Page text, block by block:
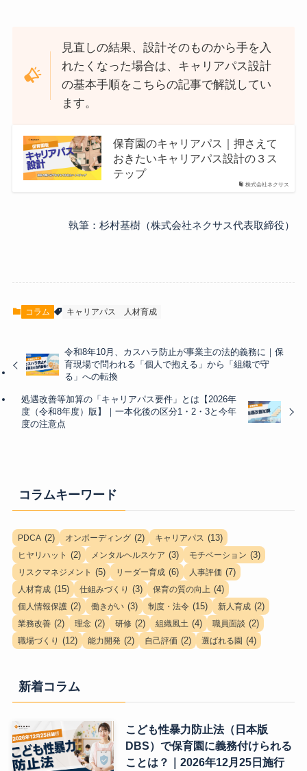
見直しの結果、設計そのものから手を入
れたくなった場合は、キャリアパス設計
の基本手順をこちらの記事で解説してい
ます。
株式会社ネクサス
保育園のキャリアパス｜押さえて
おきたいキャリアパス設計の３ス
テップ
執筆：杉村基樹（株式会社ネクサス代表取締役）
コラム キャリアパス 人材育成
令和8年10月、カスハラ防止が事業主の法的義務に｜保
育現場で問われる「個人で抱える」から「組織で守
る」への転換
処遇改善等加算の「キャリアパス要件」とは【2026年
度（令和8年度）版】｜一本化後の区分1・2・3と今年
度の注意点
コラムキーワード
PDCA (2) オンボーディング (2) キャリアパス (13)
ヒヤリハット (2) メンタルヘルスケア (3) モチベーション (3)
リスクマネジメント (5) リーダー育成 (6) 人事評価 (7)
人材育成 (15) 仕組みづくり (3) 保育の質の向上 (4)
個人情報保護 (2) 働きがい (3) 制度・法令 (15) 新人育成 (2)
業務改善 (2) 理念 (2) 研修 (2) 組織風土 (4) 職員面談 (2)
職場づくり (12) 能力開発 (2) 自己評価 (2) 選ばれる園 (4)
新着コラム
こども性暴力防止法（日本版
DBS）で保育園に義務付けられる
ことは？｜2026年12月25日施行